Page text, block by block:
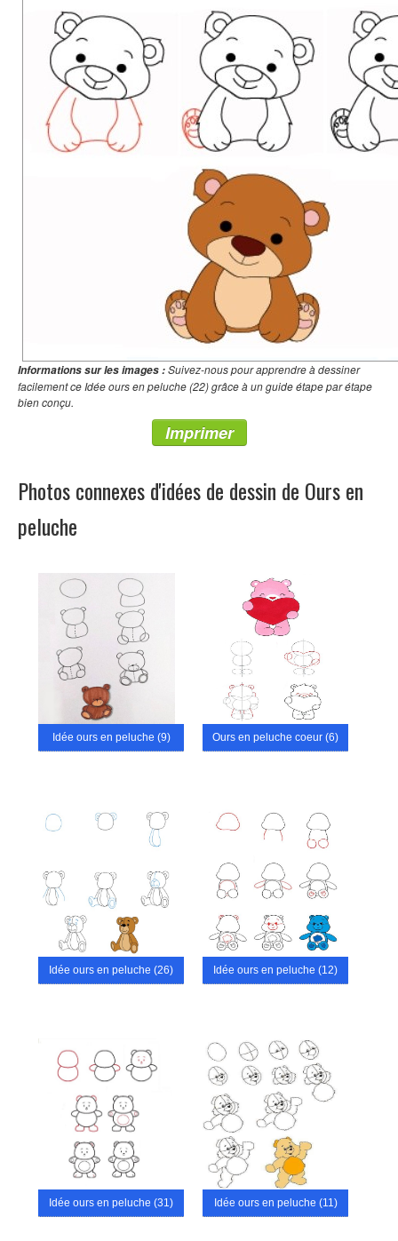
Informations sur les images :Suivez-nous pour apprendre à dessiner
facilement ce Idée ours en peluche (22) grâce à un guide étape par étape
bien conçu.
Imprimer
Photos connexes d'idées de dessin de Ours en
peluche
Idée ours en peluche (9) Ours en peluche coeur (6)
Idée ours en peluche (26) Idée ours en peluche (12)
Idée ours en peluche (31) Idée ours en peluche (11)